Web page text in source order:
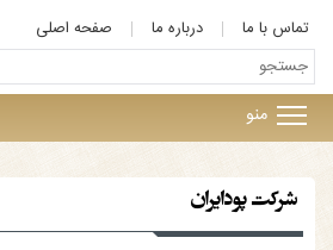
تماس با ما درباره ما
صفحه اصلی
منو
شرکت پودایران